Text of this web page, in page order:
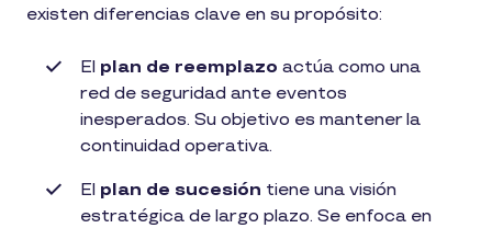
existen diferencias clave en su propósito:
El plan de reemplazo actúa como una
red de seguridad ante eventos
inesperados. Su objetivo es mantener la
continuidad operativa.
El plan de sucesión tiene una visión
estratégica de largo plazo. Se enfoca en